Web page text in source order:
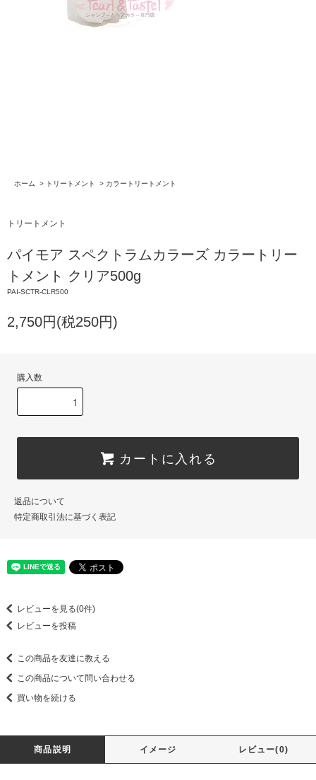
ホーム > トリートメント > カラートリートメント
トリートメント
パイモア スペクトラムカラーズ カラートリー
トメント クリア500g
PAI-SCTR-CLR500
2,750円(税250円)
購入数
カートに入れる
返品について
特定商取引法に基づく表記
レビューを見る(0件)
レビューを投稿
この商品を友達に教える
この商品について問い合わせる
買い物を続ける
商品説明 イメージ レビュー(0)